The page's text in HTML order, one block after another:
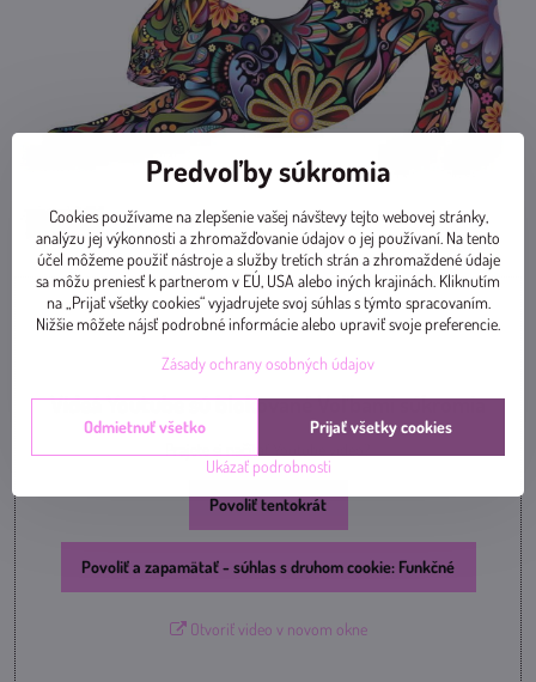
Videá Youtube sú blokované Voľbami súkromia
Povoliť tentokrát
Povoliť a zapamätať - súhlas s druhom cookie: Funkčné
Otvoriť video v novom okne
Predvoľby súkromia
Cookies používame na zlepšenie vašej návštevy tejto webovej stránky,
analýzu jej výkonnosti a zhromažďovanie údajov o jej používaní. Na tento
účel môžeme použiť nástroje a služby tretích strán a zhromaždené údaje
sa môžu preniesť k partnerom v EÚ, USA alebo iných krajinách. Kliknutím
na „Prijať všetky cookies“ vyjadrujete svoj súhlas s týmto spracovaním.
Nižšie môžete nájsť podrobné informácie alebo upraviť svoje preferencie.
Zásady ochrany osobných údajov
Ukázať podrobnosti
Prijať všetky cookies
Odmietnuť všetko